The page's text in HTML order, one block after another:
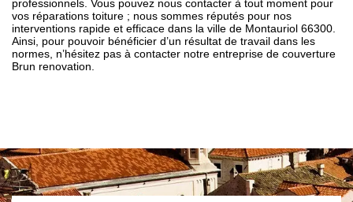
professionnels. Vous pouvez nous contacter à tout moment pour
vos réparations toiture ; nous sommes réputés pour nos
interventions rapide et efficace dans la ville de Montauriol 66300.
Ainsi, pour pouvoir bénéficier d’un résultat de travail dans les
normes, n’hésitez pas à contacter notre entreprise de couverture
Brun renovation.